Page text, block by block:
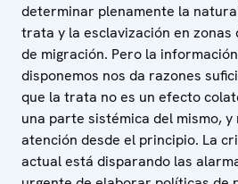
determinar plenamente la
trata y la esclavización en
de migración. Pero la
disponemos nos da razones
que la trata no es un efecto
una parte sistémica del mismo,
atención desde el principio. La
actual está disparando las